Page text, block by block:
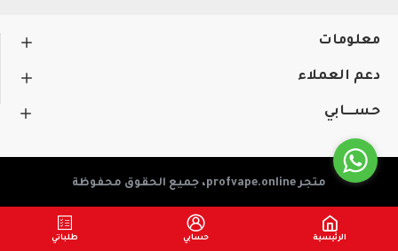
معلومات
دعم العملاء
حســـابي
متجر profvape.online، جميع الحقوق محفوظة
الرئيسية حسابي طلباتي